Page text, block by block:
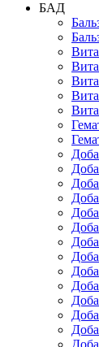
БАД